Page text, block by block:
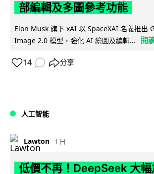
部編輯及多圖參考功能
Elon Musk 旗下 xAI 以 SpaceXAI 名義推出
Image 2.0 模型，強化 AI 繪圖及編輯...
閱
14 分享
人工智能
Lawton 1 日
低價不再！DeepSeek 大幅